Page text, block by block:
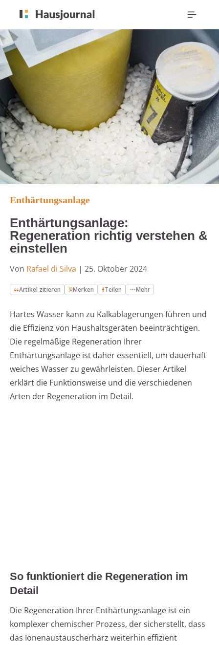
Enthärtungsanlage
Enthärtungsanlage:
Regeneration richtig verstehen &
einstellen
Von Rafael di Silva | 25. Oktober 2024
Artikel zitieren Merken Teilen Mehr
Hartes Wasser kann zu Kalkablagerungen führen und
die Effizienz von Haushaltsgeräten beeinträchtigen.
Die regelmäßige Regeneration Ihrer
Enthärtungsanlage ist daher essentiell, um dauerhaft
weiches Wasser zu gewährleisten. Dieser Artikel
erklärt die Funktionsweise und die verschiedenen
Arten der Regeneration im Detail.
So funktioniert die Regeneration im
Detail
Die Regeneration Ihrer Enthärtungsanlage ist ein
komplexer chemischer Prozess, der sicherstellt, dass
das Ionenaustauscherharz weiterhin effizient